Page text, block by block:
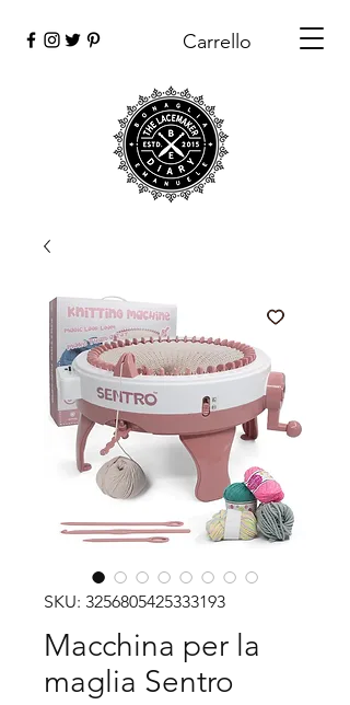
Carrello
SKU: 3256805425333193
Macchina per la
maglia Sentro